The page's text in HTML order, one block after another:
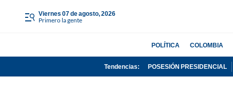
viernes 07 de agosto, 2026
Primero la gente
POLÍTICA COLOMBIA
Tendencias: POSESIÓN PRESIDENCIAL